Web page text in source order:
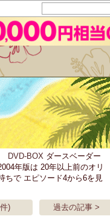
ダースベーダー
年版は 20年以上前のオリ
ちで エピソード4から6を見
)
過去の記事 >